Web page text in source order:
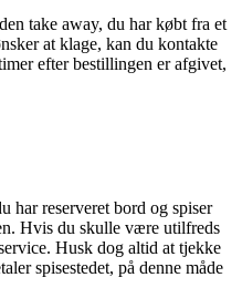
take away, du har købt fra et
at klage, kan du kontakte
efter bestillingen er afgivet,
har reserveret bord og spiser
Hvis du skulle være utilfreds
Husk dog altid at tjekke
spisestedet, på denne måde